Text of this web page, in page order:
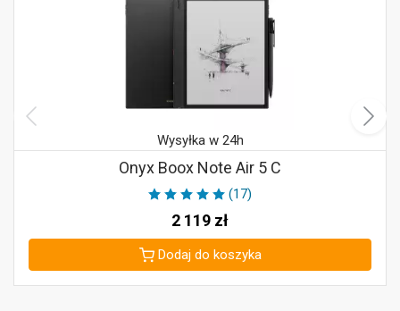
Wysyłka w 24h
Onyx Boox Note Air 5 C
(17)
2 119 zł
Dodaj do koszyka